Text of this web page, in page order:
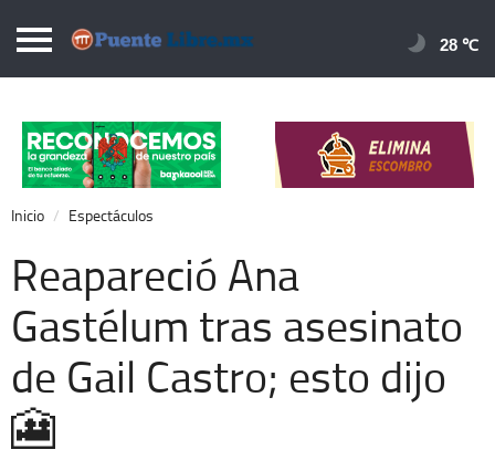
Puentelibre.mx
Local
Nacional
Opinión
Cronos
Economía
Espectáculos
Deportes
Extra +
28 ℃
Inicio Espectáculos
Reapareció Ana
Gastélum tras asesinato
de Gail Castro; esto dijo
🎦